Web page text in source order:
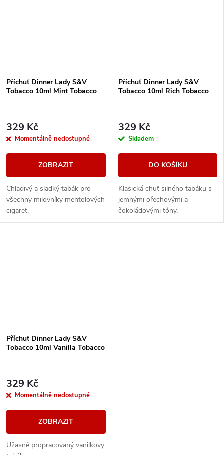
Příchuť Dinner Lady S&V
Tobacco 10ml Mint Tobacco
329 Kč
Momentálně nedostupné
ZOBRAZIT
Chladivý a sladký tabák pro
všechny milovníky mentolových
cigaret.
Příchuť Dinner Lady S&V
Tobacco 10ml Rich Tobacco
329 Kč
Skladem
DO KOŠÍKU
Klasická chuť silného tabáku s
jemnými ořechovými a
čokoládovými tóny.
Příchuť Dinner Lady S&V
Tobacco 10ml Vanilla Tobacco
329 Kč
Momentálně nedostupné
ZOBRAZIT
Úžasně propracovaný vanilkový